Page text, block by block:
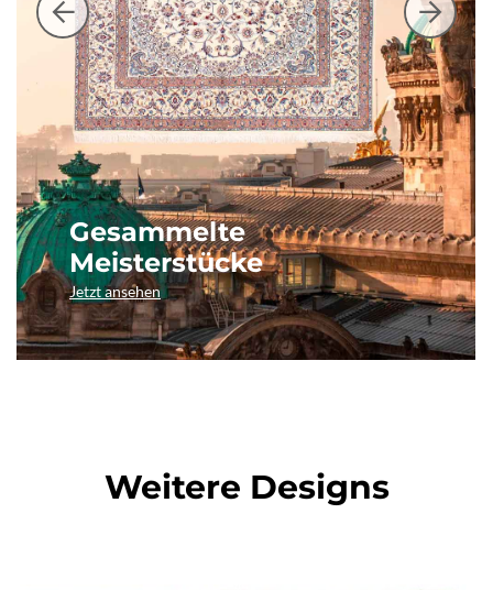
Gesammelte
Meisterstücke
Jetzt ansehen
Weitere Designs